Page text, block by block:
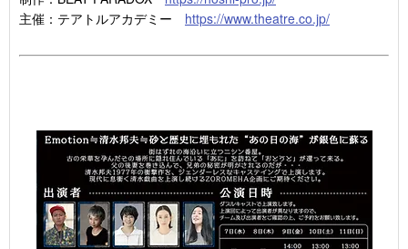
主催：テアトルアカデミー https://www.theatre.co.jp/